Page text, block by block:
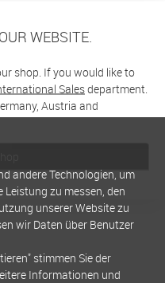
WEBSITE.
shop. If you would like to
Salesdepartment.
Austria and
andere Technologien, um
Leistung zu messen, den
unserer Website zu
wir Daten über Benutzer
stimmen Sie der
Informationen und